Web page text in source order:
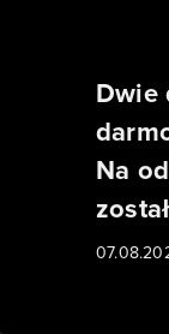
Dwie
Na